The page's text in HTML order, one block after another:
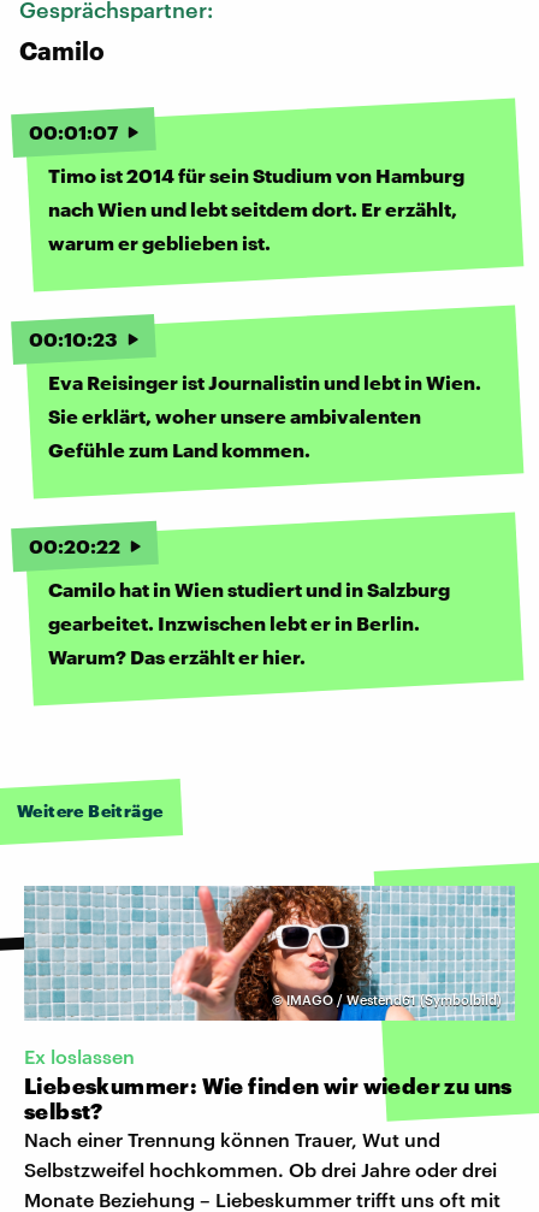
Gesprächspartner:
Camilo
00:01:07
Timo ist 2014 für sein Studium von Hamburg
nach Wien und lebt seitdem dort. Er erzählt,
warum er geblieben ist.
00:10:23
Eva Reisinger ist Journalistin und lebt in Wien.
Sie erklärt, woher unsere ambivalenten
Gefühle zum Land kommen.
00:20:22
Camilo hat in Wien studiert und in Salzburg
gearbeitet. Inzwischen lebt er in Berlin.
Warum? Das erzählt er hier.
Weitere Beiträge
©IMAGO / Westend61 (Symbolbild)
Ex loslassen
Liebeskummer: Wie finden wir wieder zu uns
selbst?
Nach einer Trennung können Trauer, Wut und
Selbstzweifel hochkommen. Ob drei Jahre oder drei
Monate Beziehung – Liebeskummer trifft uns oft mit